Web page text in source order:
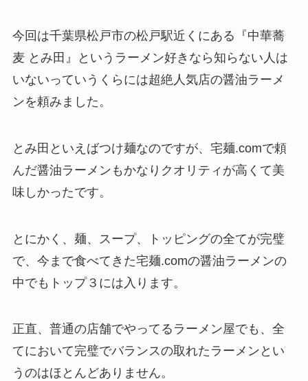
今回は千葉県松戸市の松戸駅近くにある『中華蕎
麦 とみ田』というラーメン好きなら知らない人は
いないっていうくらには超絶人気店の醤油ラーメ
ンを頼みました。
とみ田といえばつけ麺なのですが、宅麺.comで頼
んだ醤油ラーメンもかなりクオリティが高くて美
味しかったです。
とにかく、麺、スープ、トッピングの全てが完璧
で、今まで食べてきた宅麺.comの醤油ラーメンの
中でもトップ３には入ります。
正直、普通の店舗でやってるラーメン屋でも、全
てにおいて完璧でバランスの取れたラーメンとい
うのはほとんどありません。